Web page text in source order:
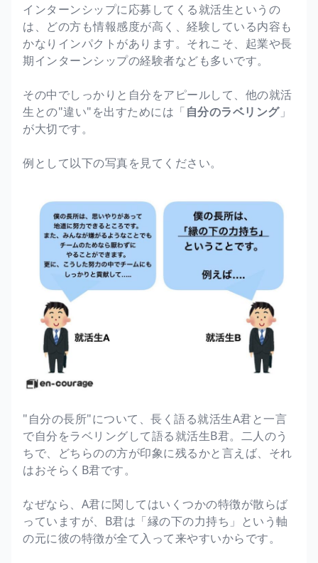
インターンシップに応募してくる就活生というの
は、どの方も情報感度が高く、経験している内容も
かなりインパクトがあります。それこそ、起業や長
期インターンシップの経験者なども多いです。
その中でしっかりと自分をアピールして、他の就活
生との"違い"を出すためには「自分のラベリング」
が大切です。
例として以下の写真を見てください。
"自分の長所"について、長く語る就活生A君と一言
で自分をラベリングして語る就活生B君。二人のう
ちで、どちらのの方が印象に残るかと言えば、それ
はおそらくB君です。
なぜなら、A君に関してはいくつかの特徴が散らば
っていますが、B君は「縁の下の力持ち」という軸
の元に彼の特徴が全て入って来やすいからです。